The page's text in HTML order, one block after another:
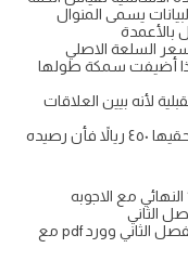
يسمى المنوال
بالأعمدة
السلعة الاصلي
ثلاث سمكات كما يأتي ٤٦ ، ٥٣ ، ٣٣ إذا أضيفت سمكة طولها
لأنه بيين العلاقات
اذا كان مقدار الزكاة التي دفعها محمد لمستحقيها ٤٥٠ ريالاً فأن رصيده
الثاني
اختبار نهائي رياضيات للصف الاول متوسط الفصل الثاني وورد pdf مع